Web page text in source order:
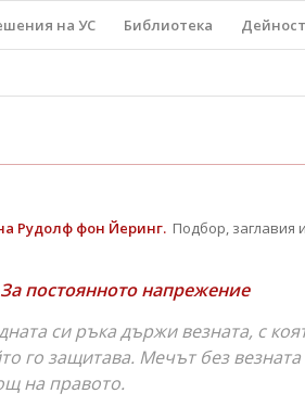
на УС Библиотека
Рудолф фон Йеринг.Подбор, заглавия
постоянното напрежение
си ръка държи везната, с
го защитава. Мечът без везната
на правото.